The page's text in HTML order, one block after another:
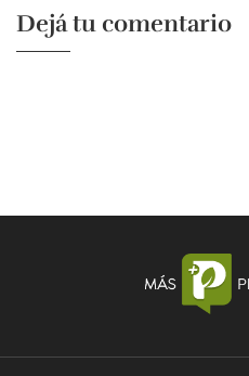
Dejá tu comentario